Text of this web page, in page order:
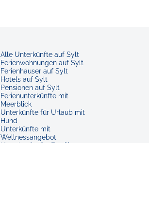
Alle Unterkünfte auf Sylt
Ferienwohnungen auf Sylt
Ferienhäuser auf Sylt
Hotels auf Sylt
Pensionen auf Sylt
Ferienunterkünfte mit
Meerblick
Unterkünfte für Urlaub mit
Hund
Unterkünfte mit
Wellnessangebot
Unterkünfte für Familien